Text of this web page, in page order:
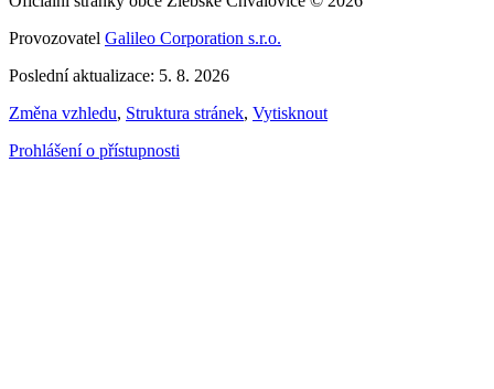
Provozovatel Galileo Corporation s.r.o.
Poslední aktualizace: 5. 8. 2026
Změna vzhledu, Struktura stránek, Vytisknout
Prohlášení o přístupnosti